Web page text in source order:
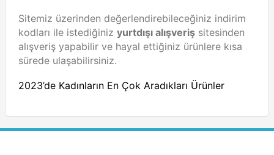
Sitemiz üzerinden değerlendirebileceğiniz indirim
kodları ile istediğiniz yurtdışı alışveriş sitesinden
alışveriş yapabilir ve hayal ettiğiniz ürünlere kısa
sürede ulaşabilirsiniz.
2023’de Kadınların En Çok Aradıkları Ürünler